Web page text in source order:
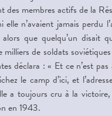
des membres actifs de la
n’avaient jamais perdu
que quelqu’un disait
de soldats
déclara : « Et ce n’est
le camp d’ici, et
a toujours cru à la
en 1943.